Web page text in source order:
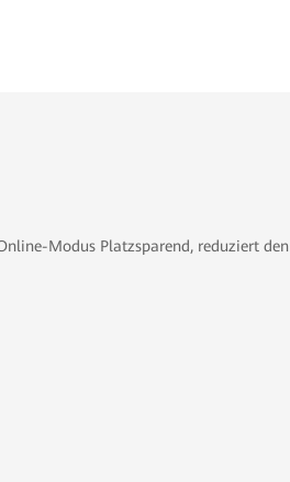
Modus Platzsparend, reduziert den